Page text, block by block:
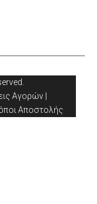
Αγορών
Αποστολής